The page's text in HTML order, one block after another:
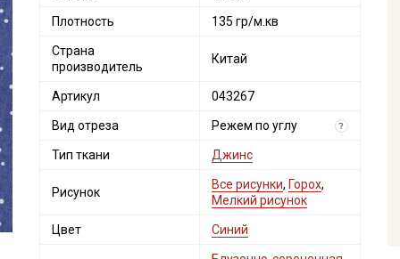
Плотность 135 гр/м.кв
Страна
производитель
Китай
Артикул 043267
Вид отреза Режем по углу ?
Тип ткани Джинс
Рисунок
Все рисунки, Горох,
Мелкий рисунок
Цвет Синий